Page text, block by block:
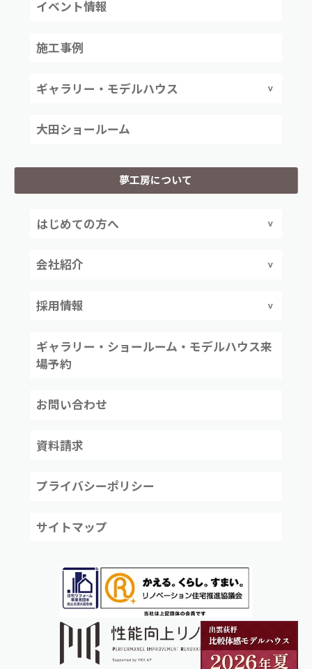
イベント情報
施工事例
ギャラリー・モデルハウス
大田ショールーム
夢工房について
はじめての方へ
会社紹介
採用情報
ギャラリー・ショールーム・モデルハウス来
場予約
お問い合わせ
資料請求
プライバシーポリシー
サイトマップ